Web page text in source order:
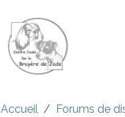
Accueil Forums de